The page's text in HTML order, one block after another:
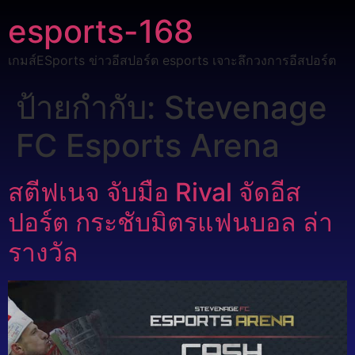
esports-168
เกมส์ESports ข่าวอีสปอร์ต esports เจาะลึกวงการอีสปอร์ต
ป้ายกำกับ: Stevenage
FC Esports Arena
สตีฟเนจ จับมือ Rival จัดอีส
ปอร์ต กระชับมิตรแฟนบอล ล่า
รางวัล